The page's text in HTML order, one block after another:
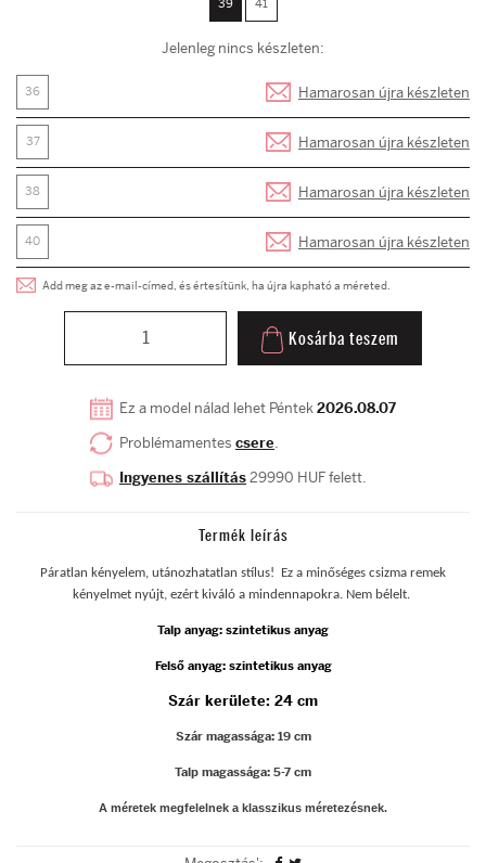
39 41
Jelenleg nincs készleten:
36 Hamarosan újra készleten
37 Hamarosan újra készleten
38 Hamarosan újra készleten
40 Hamarosan újra készleten
Add meg az e-mail-címed, és értesítünk, ha újra kapható a méreted.
Kosárba teszem
Ez a model nálad lehet Péntek 2026.08.07
Problémamentes csere.
Ingyenes szállítás 29990 HUF felett.
Termék leírás
Páratlan kényelem, utánozhatatlan stílus! Ez a minőséges csizma remek
kényelmet nyújt, ezért kiváló a mindennapokra. Nem bélelt.
Talp anyag: szintetikus anyag
Felső anyag: szintetikus anyag
Szár kerülete: 24 cm
Szár magassága: 19 cm
Talp magassága: 5-7 cm
A méretek megfelelnek a klasszikus méretezésnek.